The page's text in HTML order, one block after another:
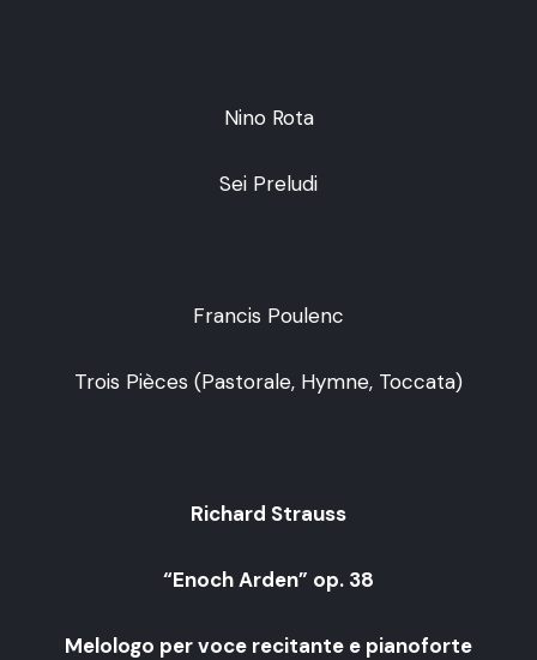
Nino Rota
Sei Preludi
Francis Poulenc
Trois Pièces (Pastorale, Hymne, Toccata)
Richard Strauss
“Enoch Arden” op. 38
Melologo per voce recitante e pianoforte